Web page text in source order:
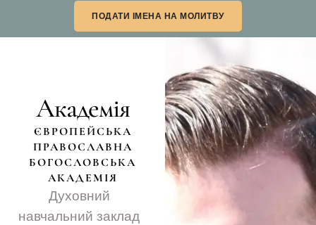
ПОДАТИ ІМЕНА НА МОЛИТВУ
Академія
ЄВРОПЕЙСЬКА
ПРАВОСЛАВНА
БОГОСЛОВСЬКА
АКАДЕМІЯ
Духовний
навчальний заклад